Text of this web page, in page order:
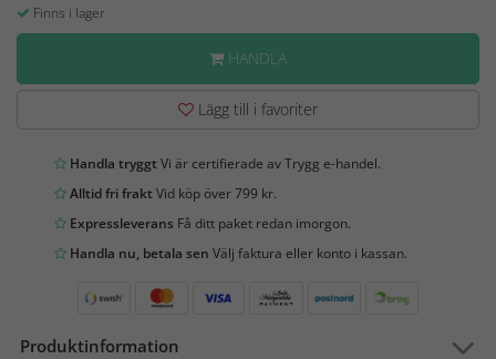
Finns i lager
HANDLA
Lägg till i favoriter
Handla tryggtVi är certifierade av Trygg e-handel.
Alltid fri fraktVid köp över 799 kr.
Expressleverans Få ditt paket redan imorgon.
Handla nu, betala sen Välj faktura eller konto i kassan.
Produktinformation